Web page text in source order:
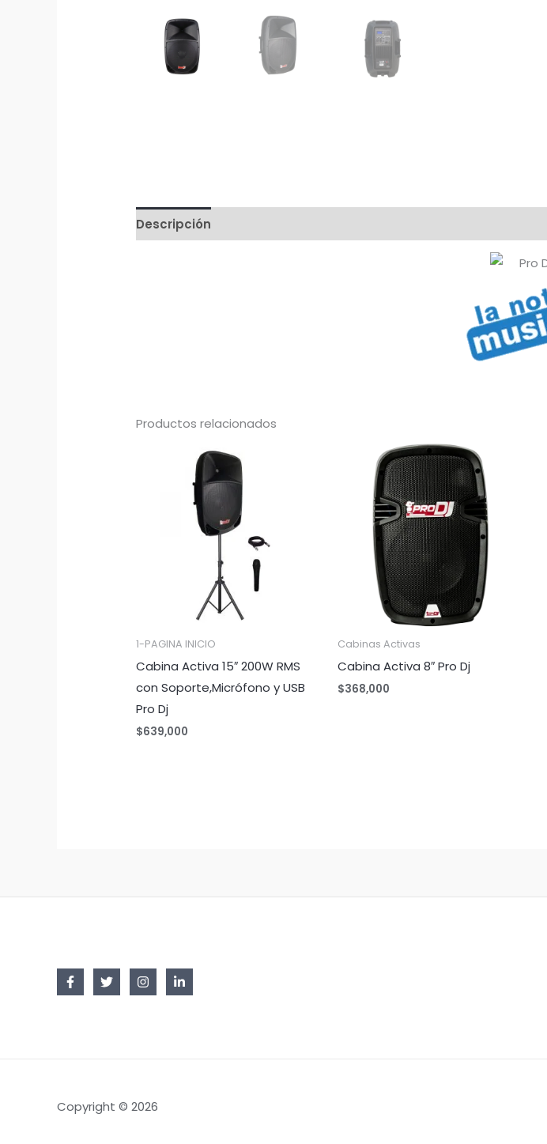
Descripción
Productos relacionados
1-PAGINA INICIO
Cabina Activa 15″ 200W RMS
con Soporte,Micrófono y USB
Pro Dj
$639,000
Cabinas Activas
Cabina Activa 8″ Pro Dj
$368,000
Copyright © 2026